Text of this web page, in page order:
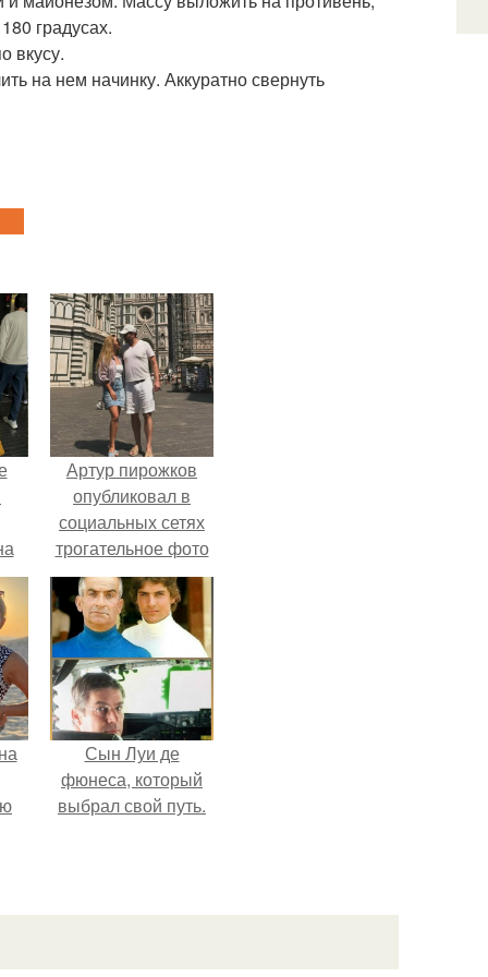
градусах.
вкусу.
на нем начинку. Аккуратно свернуть
Артур пирожков
опубликовал в
социальных сетях
трогательное фото
с супругой
Анжеликой,
сделанное во
время их недавнего
путешествия в
Италию.
Сын Луи де
фюнеса, который
выбрал свой путь.